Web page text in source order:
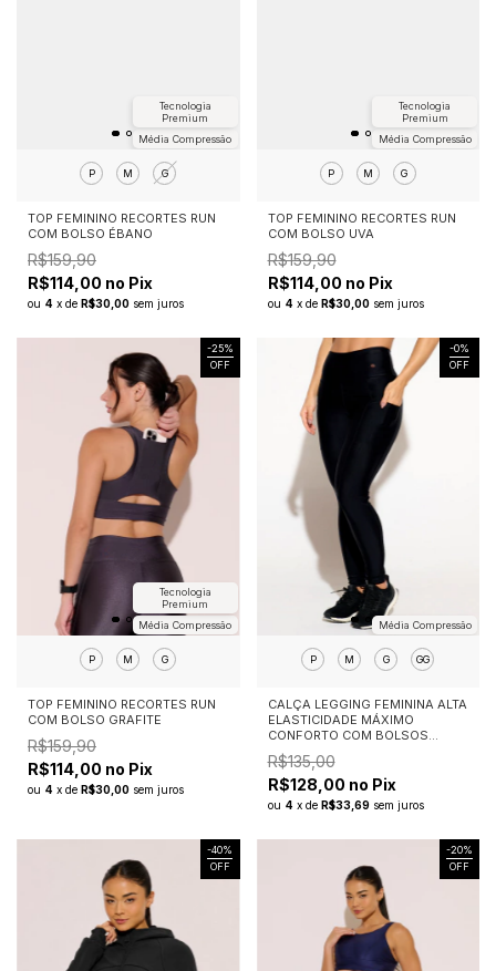
Média Compressão
Tecnologia
Premium
P M G
TOP FEMININO RECORTES RUN
COM BOLSO ÉBANO
R$159,90
R$114,00 no Pix
ou 4 x de R$30,00 sem juros
Média Compressão
Tecnologia
Premium
P M G
TOP FEMININO RECORTES RUN
COM BOLSO UVA
R$159,90
R$114,00 no Pix
ou 4 x de R$30,00 sem juros
-25%
OFF
Média Compressão
Tecnologia
Premium
P M G
TOP FEMININO RECORTES RUN
COM BOLSO GRAFITE
R$159,90
R$114,00 no Pix
ou 4 x de R$30,00 sem juros
-0%
OFF
Média Compressão
P M G GG
CALÇA LEGGING FEMININA ALTA
ELASTICIDADE MÁXIMO
CONFORTO COM BOLSOS
ESSENTIAL FLEX
R$135,00
R$128,00 no Pix
ou 4 x de R$33,69 sem juros
-40%
OFF
-20%
OFF